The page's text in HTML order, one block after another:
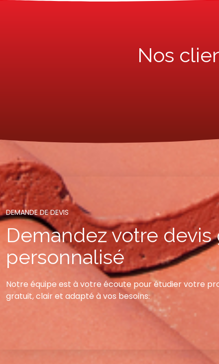
Nos
DEMANDE DE DEVIS​
Demandez votre
personnalisé
Notre équipe est à votre écoute pour étudier votre
gratuit, clair et adapté à vos besoins.